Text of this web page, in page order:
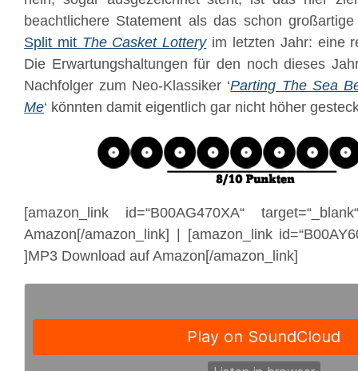
beachtlichere Statement als das schon großartige
Split mit The Casket Lotteryim letzten Jahr: eine
Die Erwartungshaltungen für den noch dieses
Nachfolger zum Neo-Klassiker ‘Parting The Sea
Me‘ könnten damit eigentlich gar nicht höher
[amazon_link id=“B00AG470XA“
Amazon[/amazon_link] | [amazon_link
]MP3 Download auf Amazon[/amazon_link]